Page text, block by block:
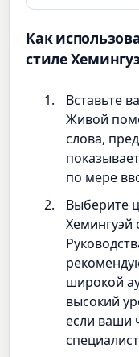
Как
стиле
Вставьте
Живой
слова,
по мере
Выберите
Хемингуэй
широкой
высокий
если ваши